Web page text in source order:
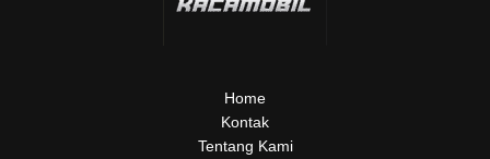
Home
Kontak
Tentang Kami